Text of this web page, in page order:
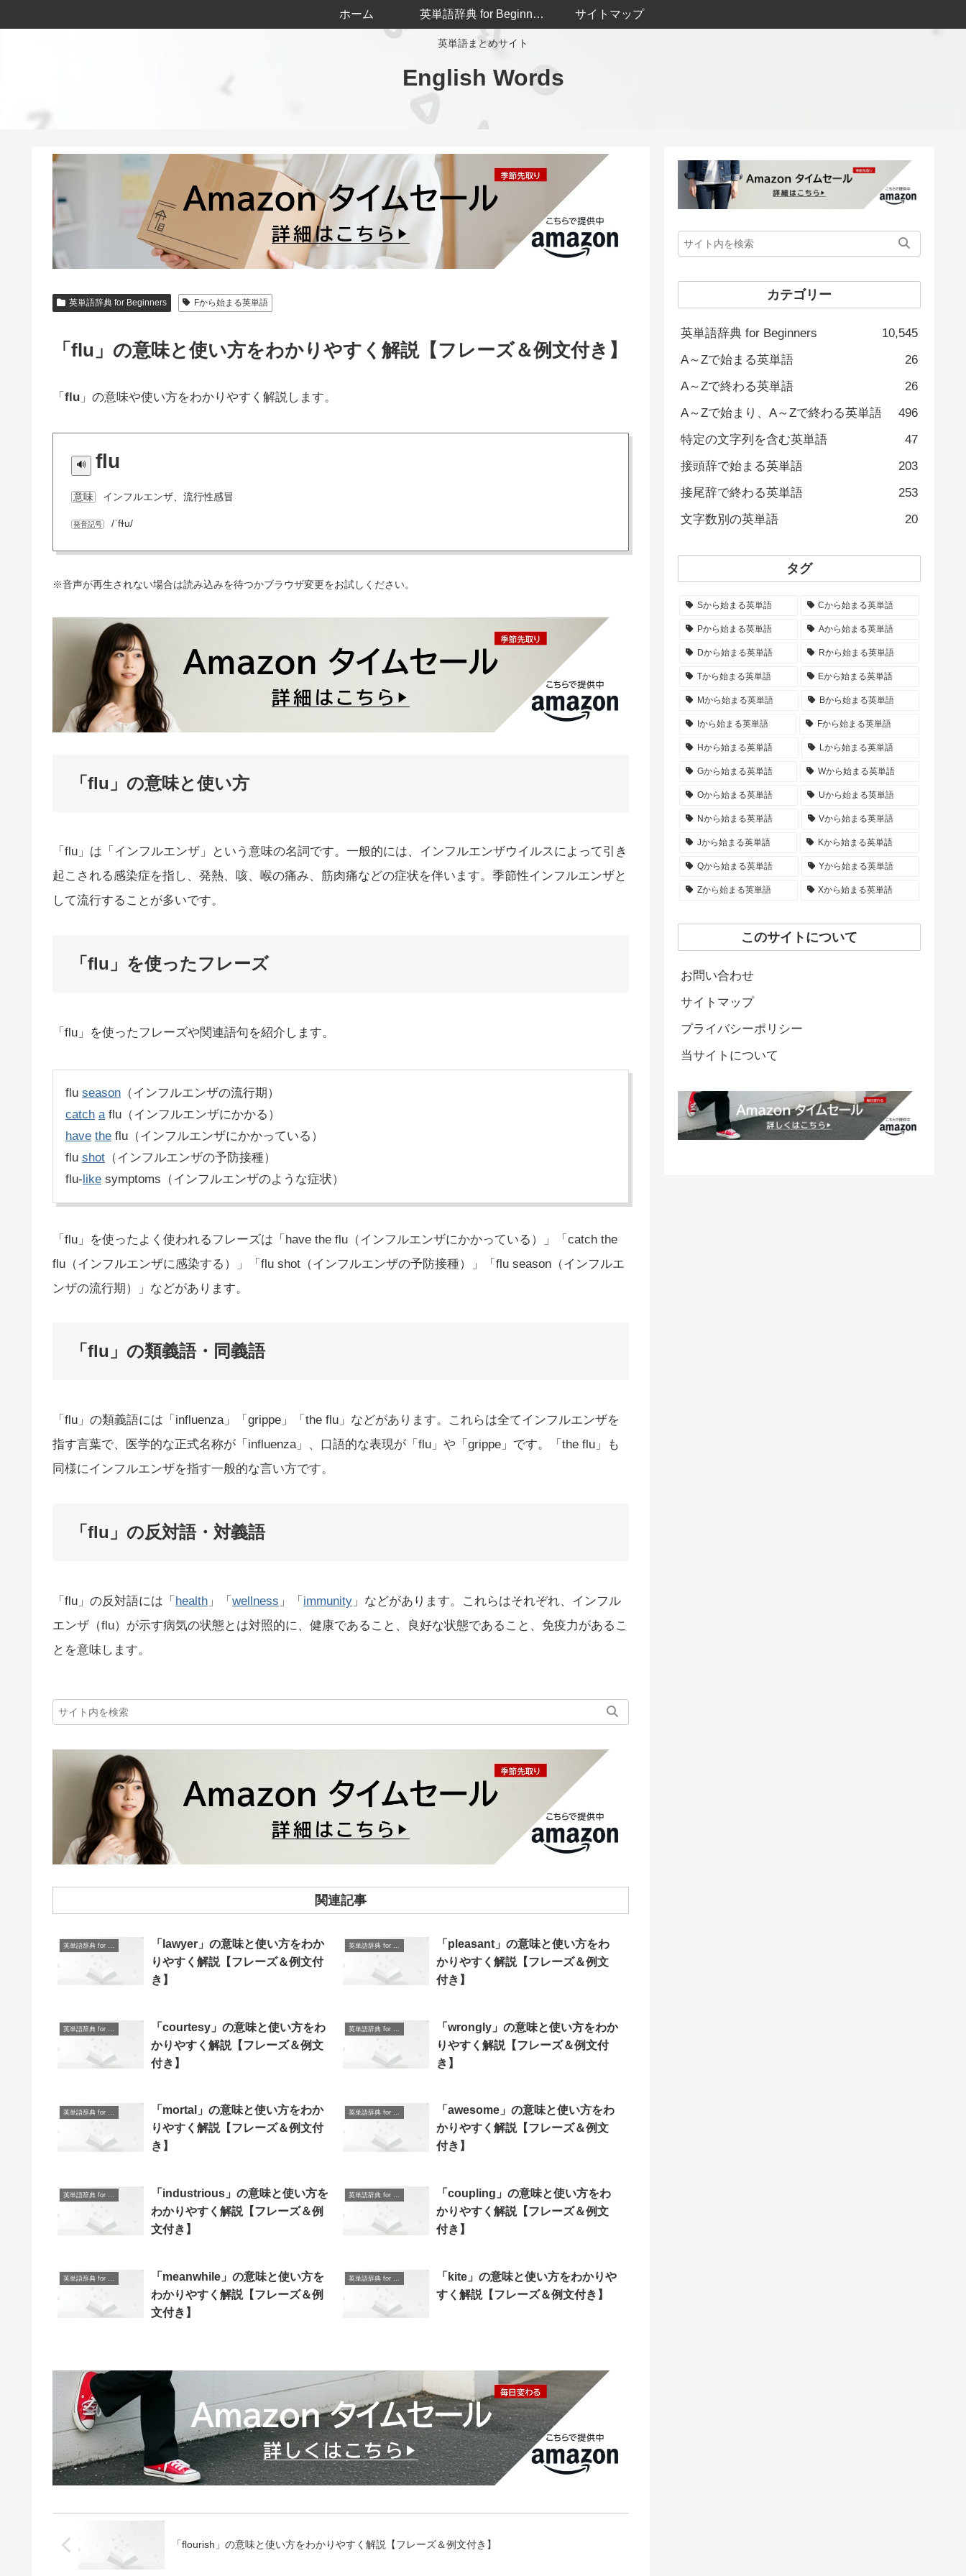
英単語まとめサイト
English Words
ホーム 英単語辞典 for Beginners サイトマップ
英単語辞典 for Beginners Fから始まる英単語
「flu」の意味と使い方をわかりやすく解説【フレーズ＆例文付き】
「 flu 」の意味や使い方をわかりやすく解説します。
flu
意味 インフルエンザ、流行性感冒
発音記号 /ˈfɫu/
※音声が再生されない場合は読み込みを待つかブラウザ変更をお試しください。
「flu」の意味と使い方
「flu」は「インフルエンザ」という意味の名詞です。一般的には、インフルエンザウイルスによって引き
起こされる感染症を指し、発熱、咳、喉の痛み、筋肉痛などの症状を伴います。季節性インフルエンザと
して流行することが多いです。
「flu」を使ったフレーズ
「flu」を使ったフレーズや関連語句を紹介します。
flu season （インフルエンザの流行期）
catch aflu（インフルエンザにかかる）
have the flu（インフルエンザにかかっている）
flu shot （インフルエンザの予防接種）
flu-like symptoms（インフルエンザのような症状）
「flu」を使ったよく使われるフレーズは「have the flu（インフルエンザにかかっている）」「catch the
flu（インフルエンザに感染する）」「flu shot（インフルエンザの予防接種）」「flu season（インフルエ
ンザの流行期）」などがあります。
「flu」の類義語・同義語
「flu」の類義語には「influenza」「grippe」「the flu」などがあります。これらは全てインフルエンザを
指す言葉で、医学的な正式名称が「influenza」、口語的な表現が「flu」や「grippe」です。「the flu」も
同様にインフルエンザを指す一般的な言い方です。
「flu」の反対語・対義語
「flu」の反対語には「 health 」「 wellness 」「 immunity 」などがあります。これらはそれぞれ、インフル
エンザ（flu）が示す病気の状態とは対照的に、健康であること、良好な状態であること、免疫力があるこ
とを意味します。
関連記事
「lawyer」の意味と使い方をわか
りやすく解説【フレーズ＆例文付
き】
「pleasant」の意味と使い方をわ
かりやすく解説【フレーズ＆例文
付き】
「courtesy」の意味と使い方をわ
かりやすく解説【フレーズ＆例文
付き】
「wrongly」の意味と使い方をわか
りやすく解説【フレーズ＆例文付
き】
「mortal」の意味と使い方をわか
りやすく解説【フレーズ＆例文付
き】
「awesome」の意味と使い方をわ
かりやすく解説【フレーズ＆例文
付き】
英単語辞典 for Beginners
「industrious」の意味と使い方を
わかりやすく解説【フレーズ＆例
文付き】
英単語辞典 for Beginners
「coupling」の意味と使い方をわ
かりやすく解説【フレーズ＆例文
付き】
英単語辞典 for Beginners
「meanwhile」の意味と使い方を
わかりやすく解説【フレーズ＆例
文付き】
英単語辞典 for Beginners
「kite」の意味と使い方をわかりや
すく解説【フレーズ＆例文付き】
「flourish」の意味と使い方をわかりやすく解説【フレーズ＆例文付き】
カテゴリー
英単語辞典 for Beginners
10,545
A～Zで始まる英単語
26
A～Zで終わる英単語
26
A～Zで始まり、A～Zで終わる英単語
496
特定の文字列を含む英単語
47
接頭辞で始まる英単語
203
接尾辞で終わる英単語
253
文字数別の英単語
20
タグ
Sから始まる英単語 Cから始まる英単語
Pから始まる英単語 Aから始まる英単語
Dから始まる英単語 Rから始まる英単語
Tから始まる英単語 Eから始まる英単語
Mから始まる英単語 Bから始まる英単語
Iから始まる英単語 Fから始まる英単語
Hから始まる英単語 Lから始まる英単語
Gから始まる英単語 Wから始まる英単語
Oから始まる英単語 Uから始まる英単語
Nから始まる英単語 Vから始まる英単語
Jから始まる英単語 Kから始まる英単語
Qから始まる英単語 Yから始まる英単語
Zから始まる英単語 Xから始まる英単語
このサイトについて
お問い合わせ
サイトマップ
プライバシーポリシー
当サイトについて